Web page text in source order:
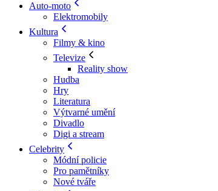
Auto-moto
Elektromobily
Kultura
Filmy & kino
Televize
Reality show
Hudba
Hry
Literatura
Výtvarné umění
Divadlo
Digi a stream
Celebrity
Módní policie
Pro pamětníky
Nové tváře